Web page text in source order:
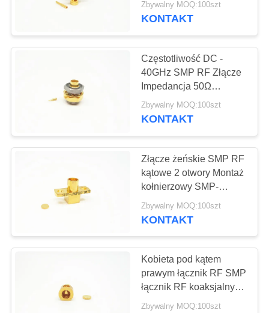
KONTROLA
JAKOŚCI
NAMI
POPROSIĆ
WYCENĘ
Złącze RF SMPM
Złącze RF 1,0 mm
Zbywalny MOQ:100szt
KONTAKT
Częstotliwość DC -
40GHz SMP RF Złącze
Impedancja 50Ω
Pozłacany męski typ
Zbywalny MOQ:100szt
KONTAKT
Złącze żeńskie SMP RF
kątowe 2 otwory Montaż
kołnierzowy SMP-
JWFB2 CE
Zbywalny MOQ:100szt
KONTAKT
Kobieta pod kątem
prawym łącznik RF SMP
łącznik RF koaksjalny
Złote
Zbywalny MOQ:100szt